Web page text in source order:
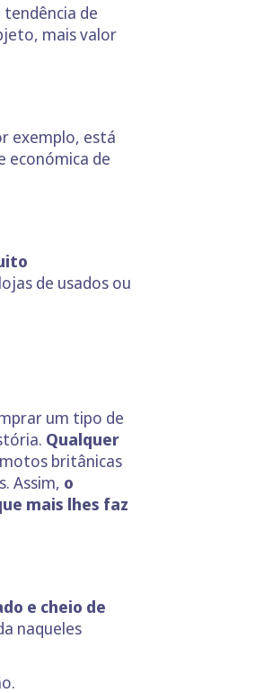
de
mais valor
exemplo, está
económica de
de usados ou
um tipo de
Qualquer
britânicas
Assim, o
mais lhes faz
e cheio de
naqueles